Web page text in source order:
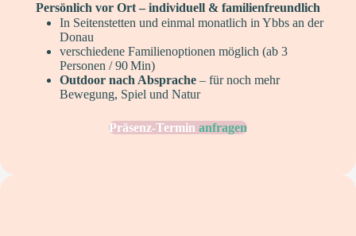
Persönlich vor Ort – individuell & familienfreundlich
In Seitenstetten und einmal monatlich in Ybbs an der
Donau
verschiedene Familienoptionen möglich (ab 3
Personen / 90 Min)
Outdoor nach Absprache – für noch mehr
Bewegung, Spiel und Natur
Präsenz-Termin anfragen